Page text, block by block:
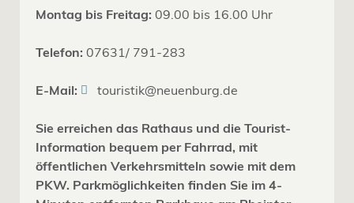
Montag bis Freitag: 09.00 bis 16.00 Uhr
Telefon: 07631/ 791-283
E-Mail: touristik@neuenburg.de
Sie erreichen das Rathaus und die Tourist-
Information bequem per Fahrrad, mit
öffentlichen Verkehrsmitteln sowie mit dem
PKW. Parkmöglichkeiten finden Sie im 4-